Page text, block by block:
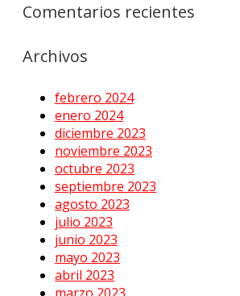
Comentarios recientes
Archivos
febrero 2024
enero 2024
diciembre 2023
noviembre 2023
octubre 2023
septiembre 2023
agosto 2023
julio 2023
junio 2023
mayo 2023
abril 2023